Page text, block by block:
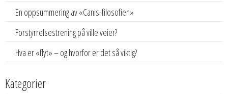
En oppsummering av «Canis-filosofien»
Forstyrrelsestrening på ville veier?
Hva er «flyt» – og hvorfor er det så viktig?
Kategorier